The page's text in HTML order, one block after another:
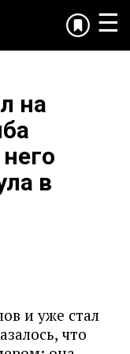
☰
на
в
и уже стал
что